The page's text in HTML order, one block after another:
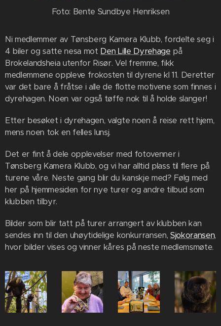
Foto: Bente Sundbye Henriksen
Ni medlemmer av Tønsberg Kamera Klubb, fordelte seg i
4 biler og satte nesa mot Den Lille Dyrehage på
Brokelandsheia utenfor Risør. Vel fremme, fikk
medlemmene oppleve frokosten til dyrene kl 11. Deretter
var det bare å fråtse i alle de flotte motivene som finnes i
dyrehagen. Noen var også tøffe nok til å holde slanger!
Etter besøket i dyrehagen, valgte noen å reise rett hjem,
mens noen tok en felles lunsj.
Det er fint å dele opplevelser med fotovenner i
Tønsberg Kamera Klubb, og vi har alltid plass til flere på
turene våre. Neste gang blir du kanskje med? Følg med
her på hjemmesiden for nye turer og andre tilbud som
klubben tilbyr.
Bilder som blir tatt på turer arrangert av klubben kan
sendes inn til den uhøytidelige konkurransen, Sjokoransen,
hvor bilder vises og vinner kåres på neste medlemsmøte.